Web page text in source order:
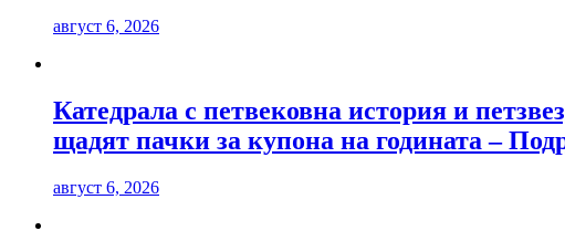
август 6, 2026
Катедрала с петвековна история и
щадят пачки за купона на годината –
август 6, 2026